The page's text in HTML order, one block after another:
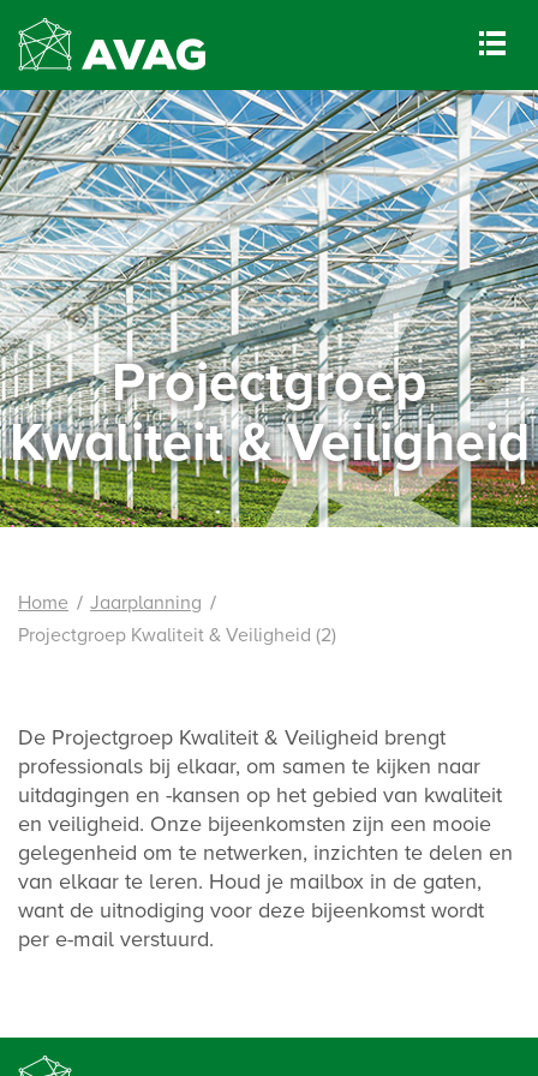
Projectgroep
Kwaliteit & Veiligheid
Home
Jaarplanning
Projectgroep Kwaliteit & Veiligheid (2)
De Projectgroep Kwaliteit & Veiligheid brengt
professionals bij elkaar, om samen te kijken naar
uitdagingen en -kansen op het gebied van kwaliteit
en veiligheid. Onze bijeenkomsten zijn een mooie
gelegenheid om te netwerken, inzichten te delen en
van elkaar te leren. Houd je mailbox in de gaten,
want de uitnodiging voor deze bijeenkomst wordt
per e-mail verstuurd.